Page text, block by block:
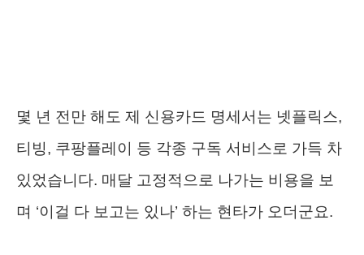
몇 년 전만 해도 제 신용카드 명세서는 넷플릭스,
티빙, 쿠팡플레이 등 각종 구독 서비스로 가득 차
있었습니다. 매달 고정적으로 나가는 비용을 보
며 ‘이걸 다 보고는 있나’ 하는 현타가 오더군요.